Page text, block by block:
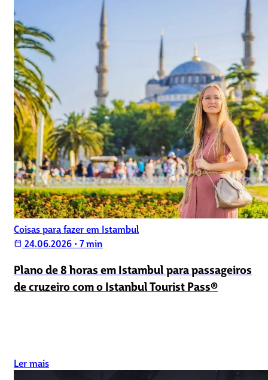
Coisas para fazer em Istambul
calendar_today 24.06.2026 • 7 min
Plano de 8 horas em Istambul para passageiros
de cruzeiro com o Istanbul Tourist Pass®
Ler mais